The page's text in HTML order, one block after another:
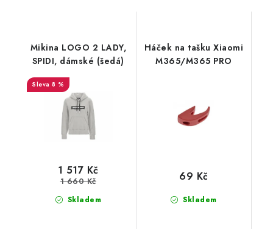
Mikina LOGO 2 LADY,
SPIDI, dámské (šedá)
8 %
Skladem
1 517 Kč
1 660 Kč
Háček na tašku Xiaomi
M365/M365 PRO
Skladem
69 Kč